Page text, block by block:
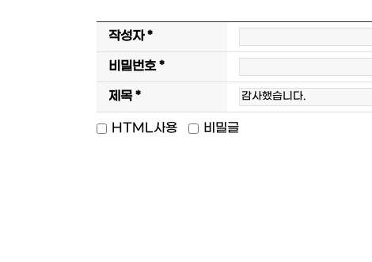
작성자 *
비밀번호 *
제목 *
HTML사용 비밀글